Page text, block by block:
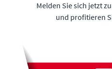
Melden Sie sich jetzt
und profitieren